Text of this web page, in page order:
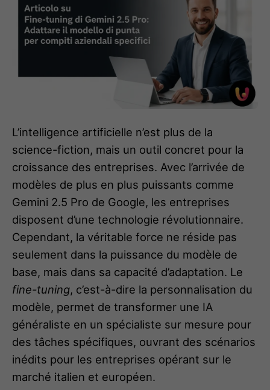
L’intelligence artificielle n’est plus de la
science-fiction, mais un outil concret pour la
croissance des entreprises. Avec l’arrivée de
modèles de plus en plus puissants comme
Gemini 2.5 Pro de Google, les entreprises
disposent d’une technologie révolutionnaire.
Cependant, la véritable force ne réside pas
seulement dans la puissance du modèle de
base, mais dans sa capacité d’adaptation. Le
fine-tuning, c’est-à-dire la personnalisation du
modèle, permet de transformer une IA
généraliste en un spécialiste sur mesure pour
des tâches spécifiques, ouvrant des scénarios
inédits pour les entreprises opérant sur le
marché italien et européen.